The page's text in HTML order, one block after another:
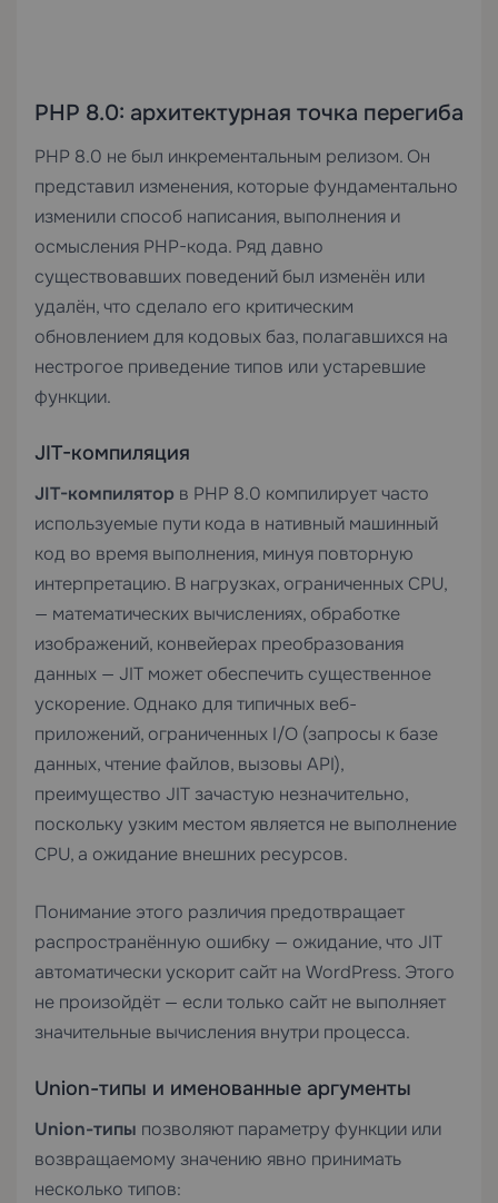
PHP 8.0: архитектурная точка перегиба
PHP 8.0 не был инкрементальным релизом. Он
представил изменения, которые фундаментально
изменили способ написания, выполнения и
осмысления PHP-кода. Ряд давно
существовавших поведений был изменён или
удалён, что сделало его критическим
обновлением для кодовых баз, полагавшихся на
нестрогое приведение типов или устаревшие
функции.
JIT-компиляция
JIT-компилятор в PHP 8.0 компилирует часто
используемые пути кода в нативный машинный
код во время выполнения, минуя повторную
интерпретацию. В нагрузках, ограниченных CPU,
— математических вычислениях, обработке
изображений, конвейерах преобразования
данных — JIT может обеспечить существенное
ускорение. Однако для типичных веб-
приложений, ограниченных I/O (запросы к базе
данных, чтение файлов, вызовы API),
преимущество JIT зачастую незначительно,
поскольку узким местом является не выполнение
CPU, а ожидание внешних ресурсов.
Понимание этого различия предотвращает
распространённую ошибку — ожидание, что JIT
автоматически ускорит сайт на WordPress. Этого
не произойдёт — если только сайт не выполняет
значительные вычисления внутри процесса.
Union-типы и именованные аргументы
Union-типы позволяют параметру функции или
возвращаемому значению явно принимать
несколько типов: